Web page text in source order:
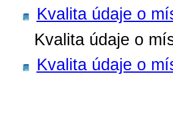
Kvalita údaje o
Kvalita údaje o
Kvalita údaje o